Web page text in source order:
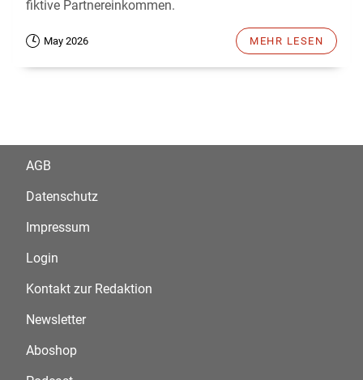
fiktive Partnereinkommen.
May 2026 MEHR LESEN
AGB
Datenschutz
Impressum
Login
Kontakt zur Redaktion
Newsletter
Aboshop